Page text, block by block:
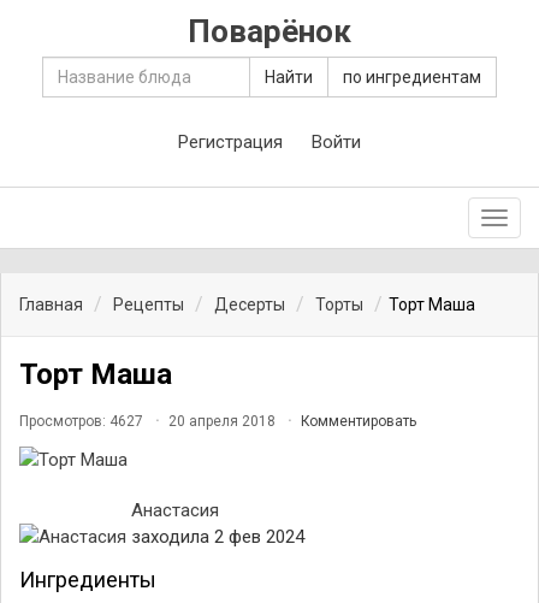
Поварёнок
Найти по ингредиентам
Регистрация Войти
Главная Рецепты Десерты Торты Торт Маша
Торт Маша
Просмотров: 4627 20 апреля 2018 Комментировать
Анастасия
заходила 2 фев 2024
Ингредиенты